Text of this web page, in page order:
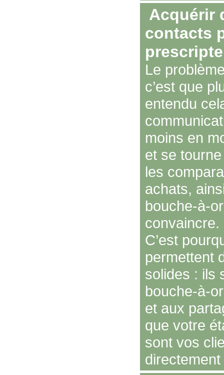
Acquérir
contacts
Le
c’est que
entendu
moins en
et se
les
achats,
bouche-à-
convaincre.
C’est
permettent
solides : ils
bouche-à-
et aux
que votre
sont vos